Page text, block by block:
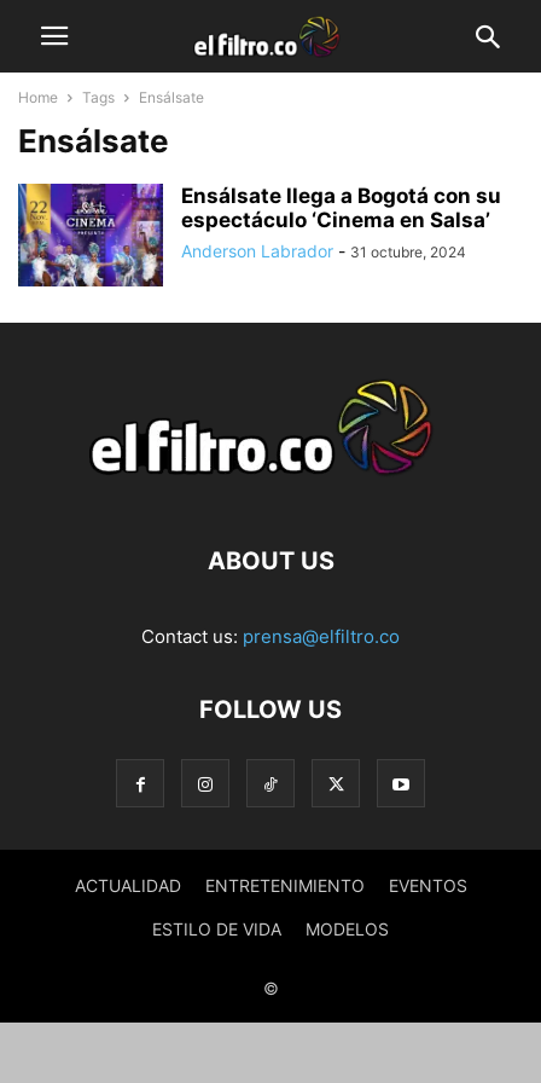
Home Tags Ensálsate
Ensálsate
Ensálsate llega a Bogotá con su
espectáculo ‘Cinema en Salsa’
Anderson Labrador - 31 octubre, 2024
ABOUT US
Contact us: prensa@elfiltro.co
FOLLOW US
ACTUALIDAD ENTRETENIMIENTO EVENTOS
ESTILO DE VIDA MODELOS
©